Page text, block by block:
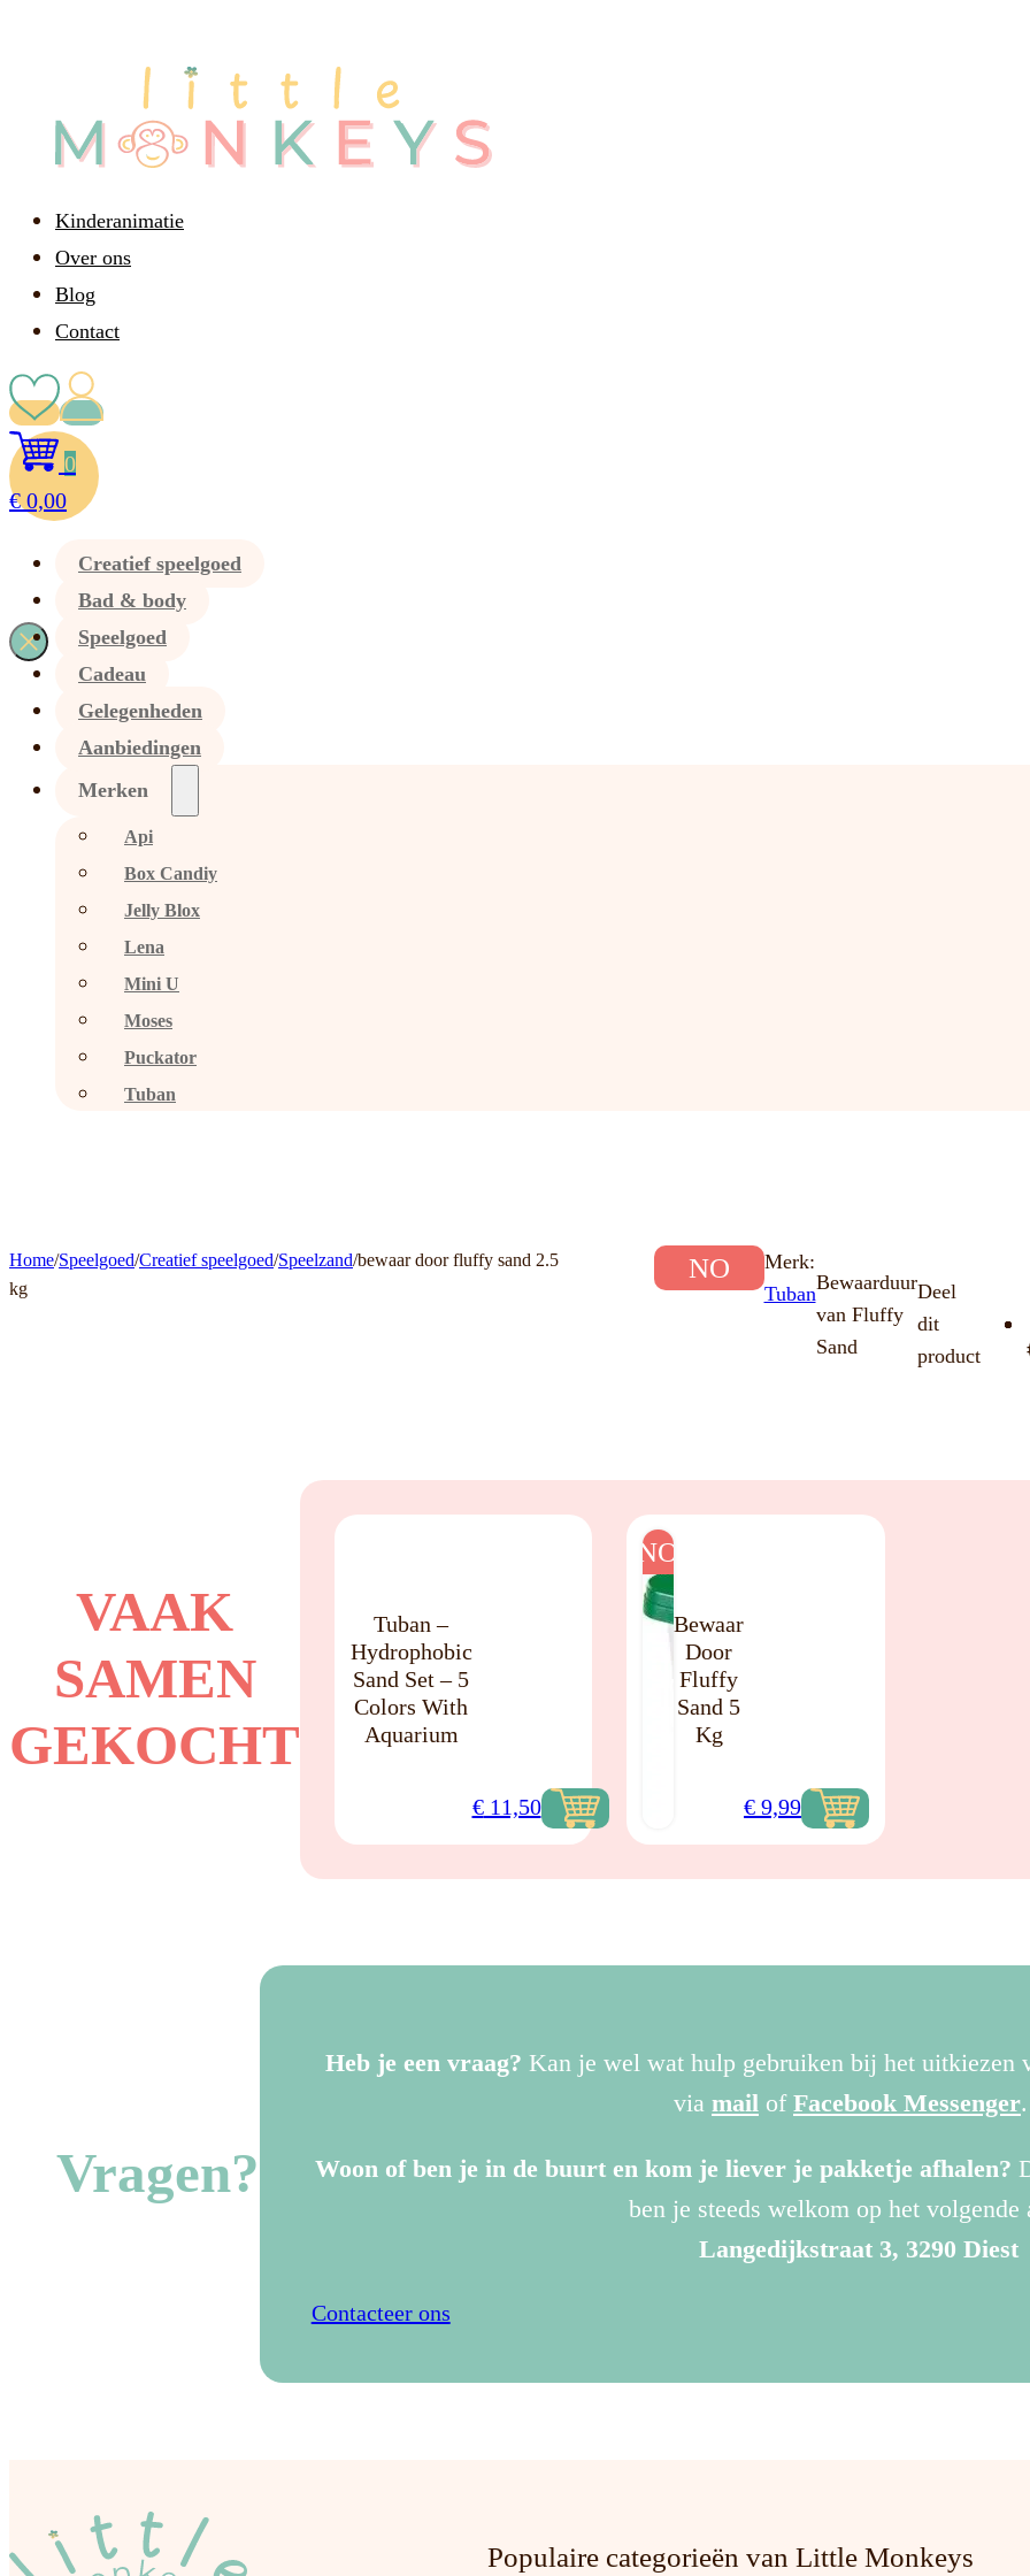
Kinderanimatie
Over ons
Blog
Contact
0
€0,00
Creatief speelgoed
Bad & body
Speelgoed
Cadeau
Gelegenheden
Aanbiedingen
Merken
Api
Box Candiy
Jelly Blox
Lena
Mini U
Moses
Puckator
Tuban
Home/Speelgoed/Creatief speelgoed/Speelzand/bewaar door fluffy sand 2.5
kg
NO
Merk:
TubanBewaarduur
van Fluffy
Sand
Deel
dit
product
VAAK
SAMEN
GEKOCHT
Tuban –
Hydrophobic
Sand Set – 5
Colors With
Aquarium
€11,50
NO
Bewaar
Door
Fluffy
Sand 5
Kg
€ 9,99
Vragen?
Heb je een vraag? Kan je wel wat hulp gebruiken bij het uitkiezen
via mail of Facebook Messenger.
Woon of ben je in de buurt en kom je liever je pakketje afhalen?
ben je steeds welkom op het volgende
Langedijkstraat 3, 3290 Diest
Contacteer ons
Populaire categorieën van Little Monkeys